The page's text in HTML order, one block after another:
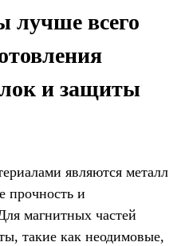
лучше всего
и защиты
являются металл
прочность и
магнитных частей
такие как неодимовые,